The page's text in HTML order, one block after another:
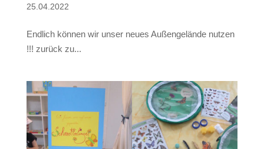
25.04.2022
Endlich können wir unser neues Außengelände nutzen
!!! zurück zu...